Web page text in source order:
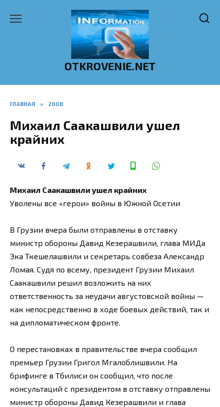
OTKROVENIE.NET
ГЛАВНАЯ » 2008
Михаил Саакашвили ушел
крайних
Михаил Саакашвили ушел крайних
Уволены все «герои» войны в Южной Осетии
В Грузии вчера были отправлены в отставку
министр обороны Давид Кезерашвили, глава МИДа
Эка Ткешелашвили и секретарь совбеза Александр
Ломая. Судя по всему, президент Грузии Михаил
Саакашвили решил возложить на них
ответственность за неудачи августовской войны —
как непосредственно в ходе боевых действий, так и
на дипломатическом фронте.
О перестановках в правительстве вчера сообщил
премьер Грузии Григол Мгалоблишвили. На
брифинге в Тбилиси он сообщил, что после
консультаций с президентом в отставку отправлены
министр обороны Давид Кезерашвили и глава